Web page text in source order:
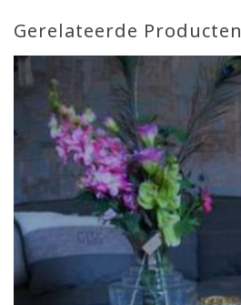
Gerelateerde Producten